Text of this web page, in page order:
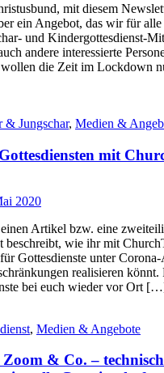
mit diesem
ein Angebot, das wir für alle
und Kindergottesdienst-
andere interessierte
die Zeit im Lockdown
& Jungschar, Medien &
mit
2020
Artikel bzw. eine
beschreibt, wie ihr mit
Gottesdienste unter
realisieren könnt.
bei euch wieder vor Ort
, Medien & Angebote
& Co. –